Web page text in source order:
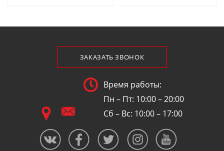
ЗАКАЗАТЬ ЗВОНОК
Время работы:
Пн – Пт: 10:00 – 20:00
Сб – Вс: 10:00 – 17:00